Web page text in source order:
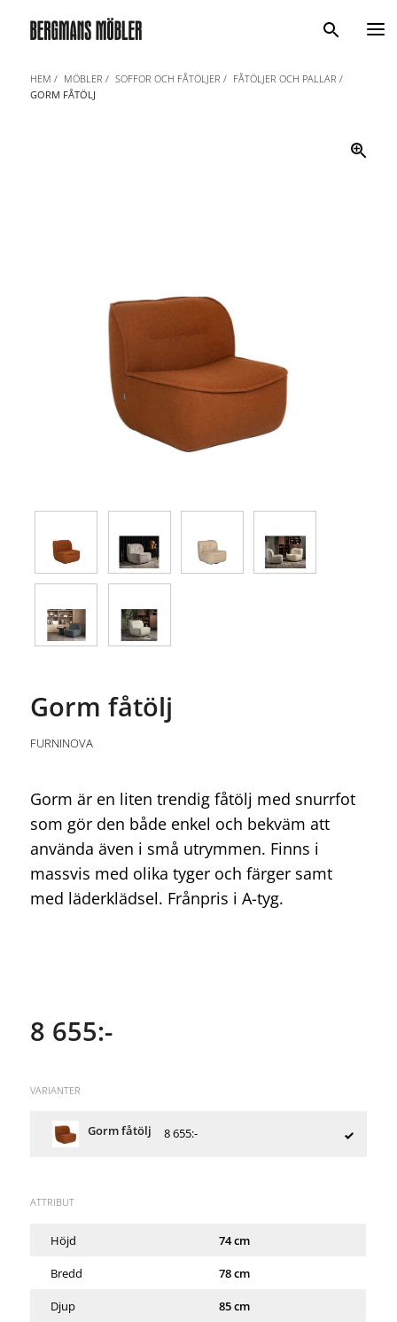
Sök
HEM MÖBLER SOFFOR OCH FÅTÖLJER
FÅTÖLJER OCH PALLAR
GORM FÅTÖLJ
Gorm fåtölj
FURNINOVA
Gorm är en liten trendig fåtölj med snurrfot
som gör den både enkel och bekväm att
använda även i små utrymmen. Finns i
massvis med olika tyger och färger samt
med läderklädsel. Frånpris i A-tyg.
8 655:-
VARIANTER
Gorm fåtölj 8 655:-
ATTRIBUT
Höjd 74 cm
Bredd 78 cm
Djup 85 cm